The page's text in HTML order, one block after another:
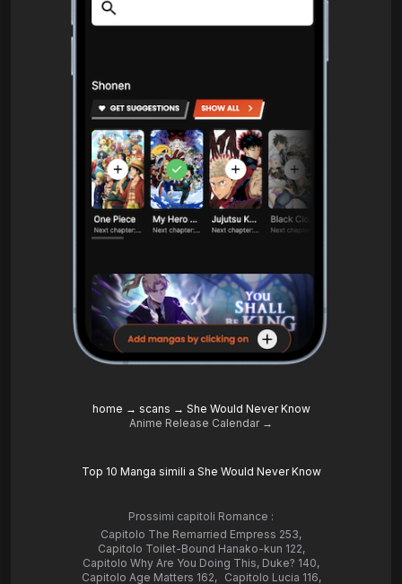
home → scans → She Would Never Know
Anime Release Calendar →
Top 10 Manga simili a She Would Never Know
Prossimi capitoli Romance :
Capitolo The Remarried Empress 253,
Capitolo Toilet-Bound Hanako-kun 122,
Capitolo Why Are You Doing This, Duke? 140,
Capitolo Age Matters 162, Capitolo Lucia 116,